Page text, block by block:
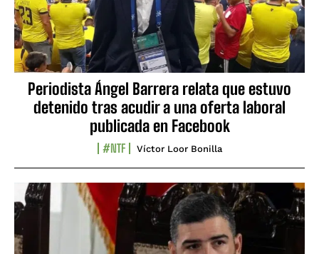
Periodista Ángel Barrera relata que estuvo
detenido tras acudir a una oferta laboral
publicada en Facebook
#NTF Víctor Loor Bonilla